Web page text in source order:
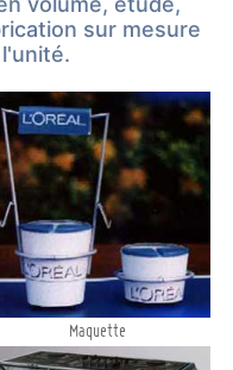
sur mesure
Maquette